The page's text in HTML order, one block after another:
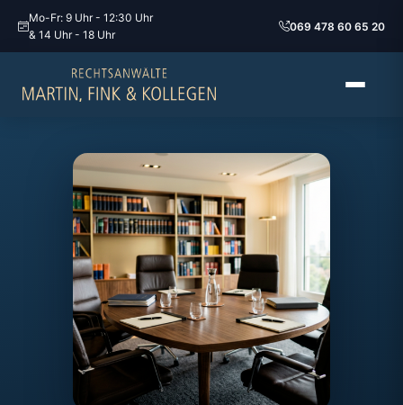
Mo-Fr: 9 Uhr - 12:30 Uhr
& 14 Uhr - 18 Uhr
069 478 60 65 20